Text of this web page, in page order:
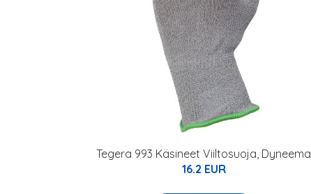
Tegera 993 Käsineet Viiltosuoja, Dyneema
16.2 EUR